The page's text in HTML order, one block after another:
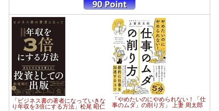
「ビジネス書の著者になっていきな
り年収を3倍にする方法」松尾 昭仁
「やめたいのにやめられない！「仕
事のムダ」の削り方」 上妻 周太郎